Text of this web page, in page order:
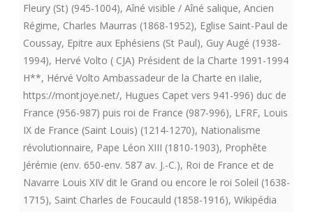
Fleury (St) (945-1004), Aîné visible / Aîné salique, Ancien
Régime, Charles Maurras (1868-1952), Eglise Saint-Paul de
Coussay, Epitre aux Ephésiens (St Paul), Guy Augé (1938-
1994), Hervé Volto ( CJA) Président de la Charte 1991-1994
H**, Hérvé Volto Ambassadeur de la Charte en iIalie,
https://montjoye.net/, Hugues Capet vers 941-996) duc de
France (956-987) puis roi de France (987-996), LFRF, Louis
IX de France (Saint Louis) (1214-1270), Nationalisme
révolutionnaire, Pape Léon XIII (1810-1903), Prophête
Jérémie (env. 650-env. 587 av. J.-C.), Roi de France et de
Navarre Louis XIV dit le Grand ou encore le roi Soleil (1638-
1715), Saint Charles de Foucauld (1858-1916), Wikipédia